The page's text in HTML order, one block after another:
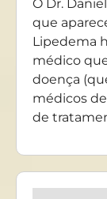
O Dr.
que
Lipedema
médico
doença
médicos
de